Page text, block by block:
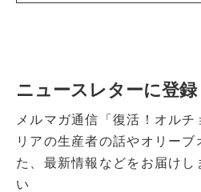
ニュースレターに登録
メルマガ通信「復活！オルチ
リアの生産者の話やオリーブ
た、最新情報などをお届けし
い